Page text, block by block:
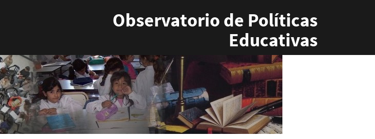
Observatorio de Políticas
Educativas